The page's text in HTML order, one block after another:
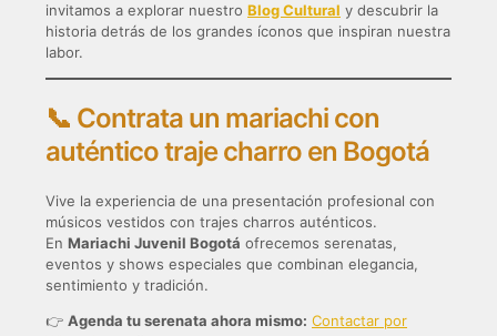
invitamos a explorar nuestro Blog Cultural y descubrir la
historia detrás de los grandes íconos que inspiran nuestra
labor.
📞 Contrata un mariachi con
auténtico traje charro en Bogotá
Vive la experiencia de una presentación profesional con
músicos vestidos con trajes charros auténticos.
En Mariachi Juvenil Bogotá ofrecemos serenatas,
eventos y shows especiales que combinan elegancia,
sentimiento y tradición.
👉 Agenda tu serenata ahora mismo: Contactar por